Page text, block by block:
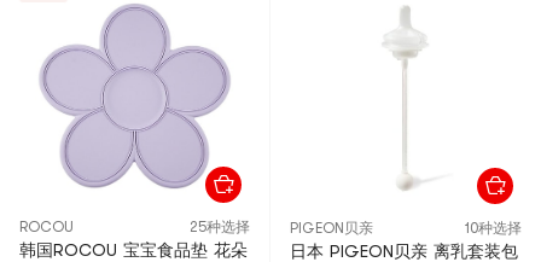
ROCOU 25种选择
韩国ROCOU 宝宝食品垫 花朵
PIGEON贝亲 10种选择
日本 PIGEON贝亲 离乳套装包